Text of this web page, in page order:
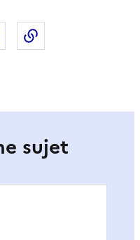
sur LinkedIn
Partager par email
sujet